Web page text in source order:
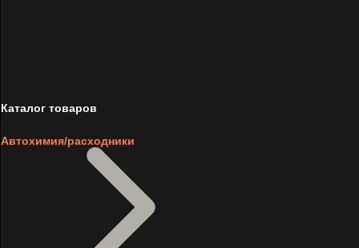
Каталог товаров
Автохимия/расходники